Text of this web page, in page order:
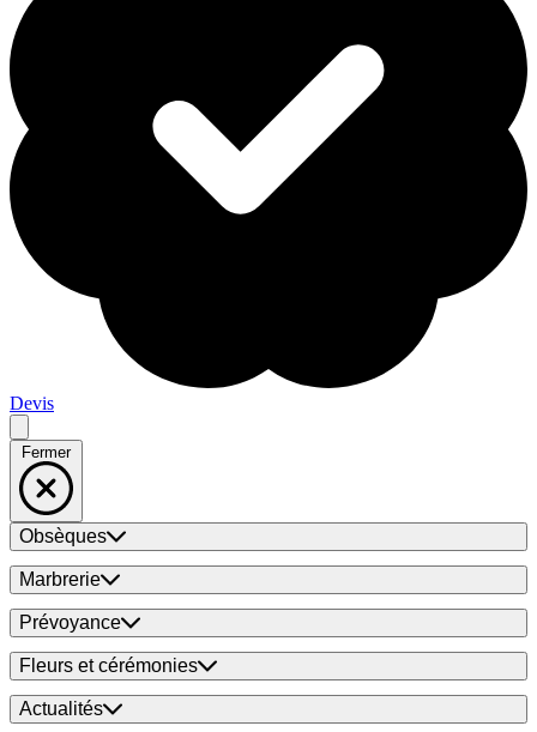
Devis
Fermer
Obsèques
Marbrerie
Prévoyance
Fleurs et cérémonies
Actualités